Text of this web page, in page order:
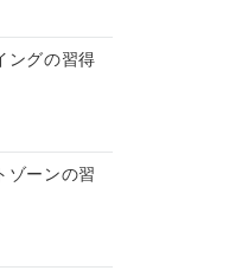
ングの習得
ゾーンの習